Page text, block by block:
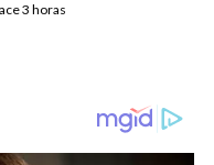
3 horas